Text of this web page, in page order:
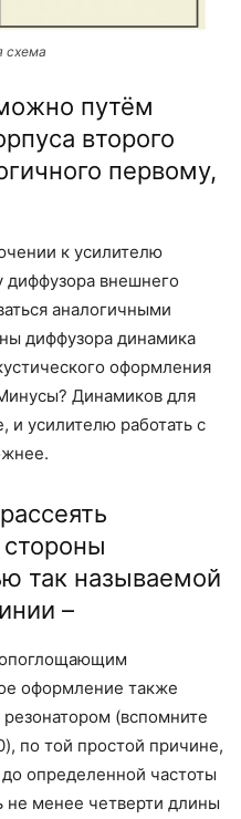
схема
путём
второго
первому,
к усилителю
диффузора внешнего
аналогичными
диффузора динамика
оформления
Динамиков для
и усилителю работать с
так называемой
–
оформление также
(вспомните
по той простой причине,
определенной частоты
не менее четверти длины